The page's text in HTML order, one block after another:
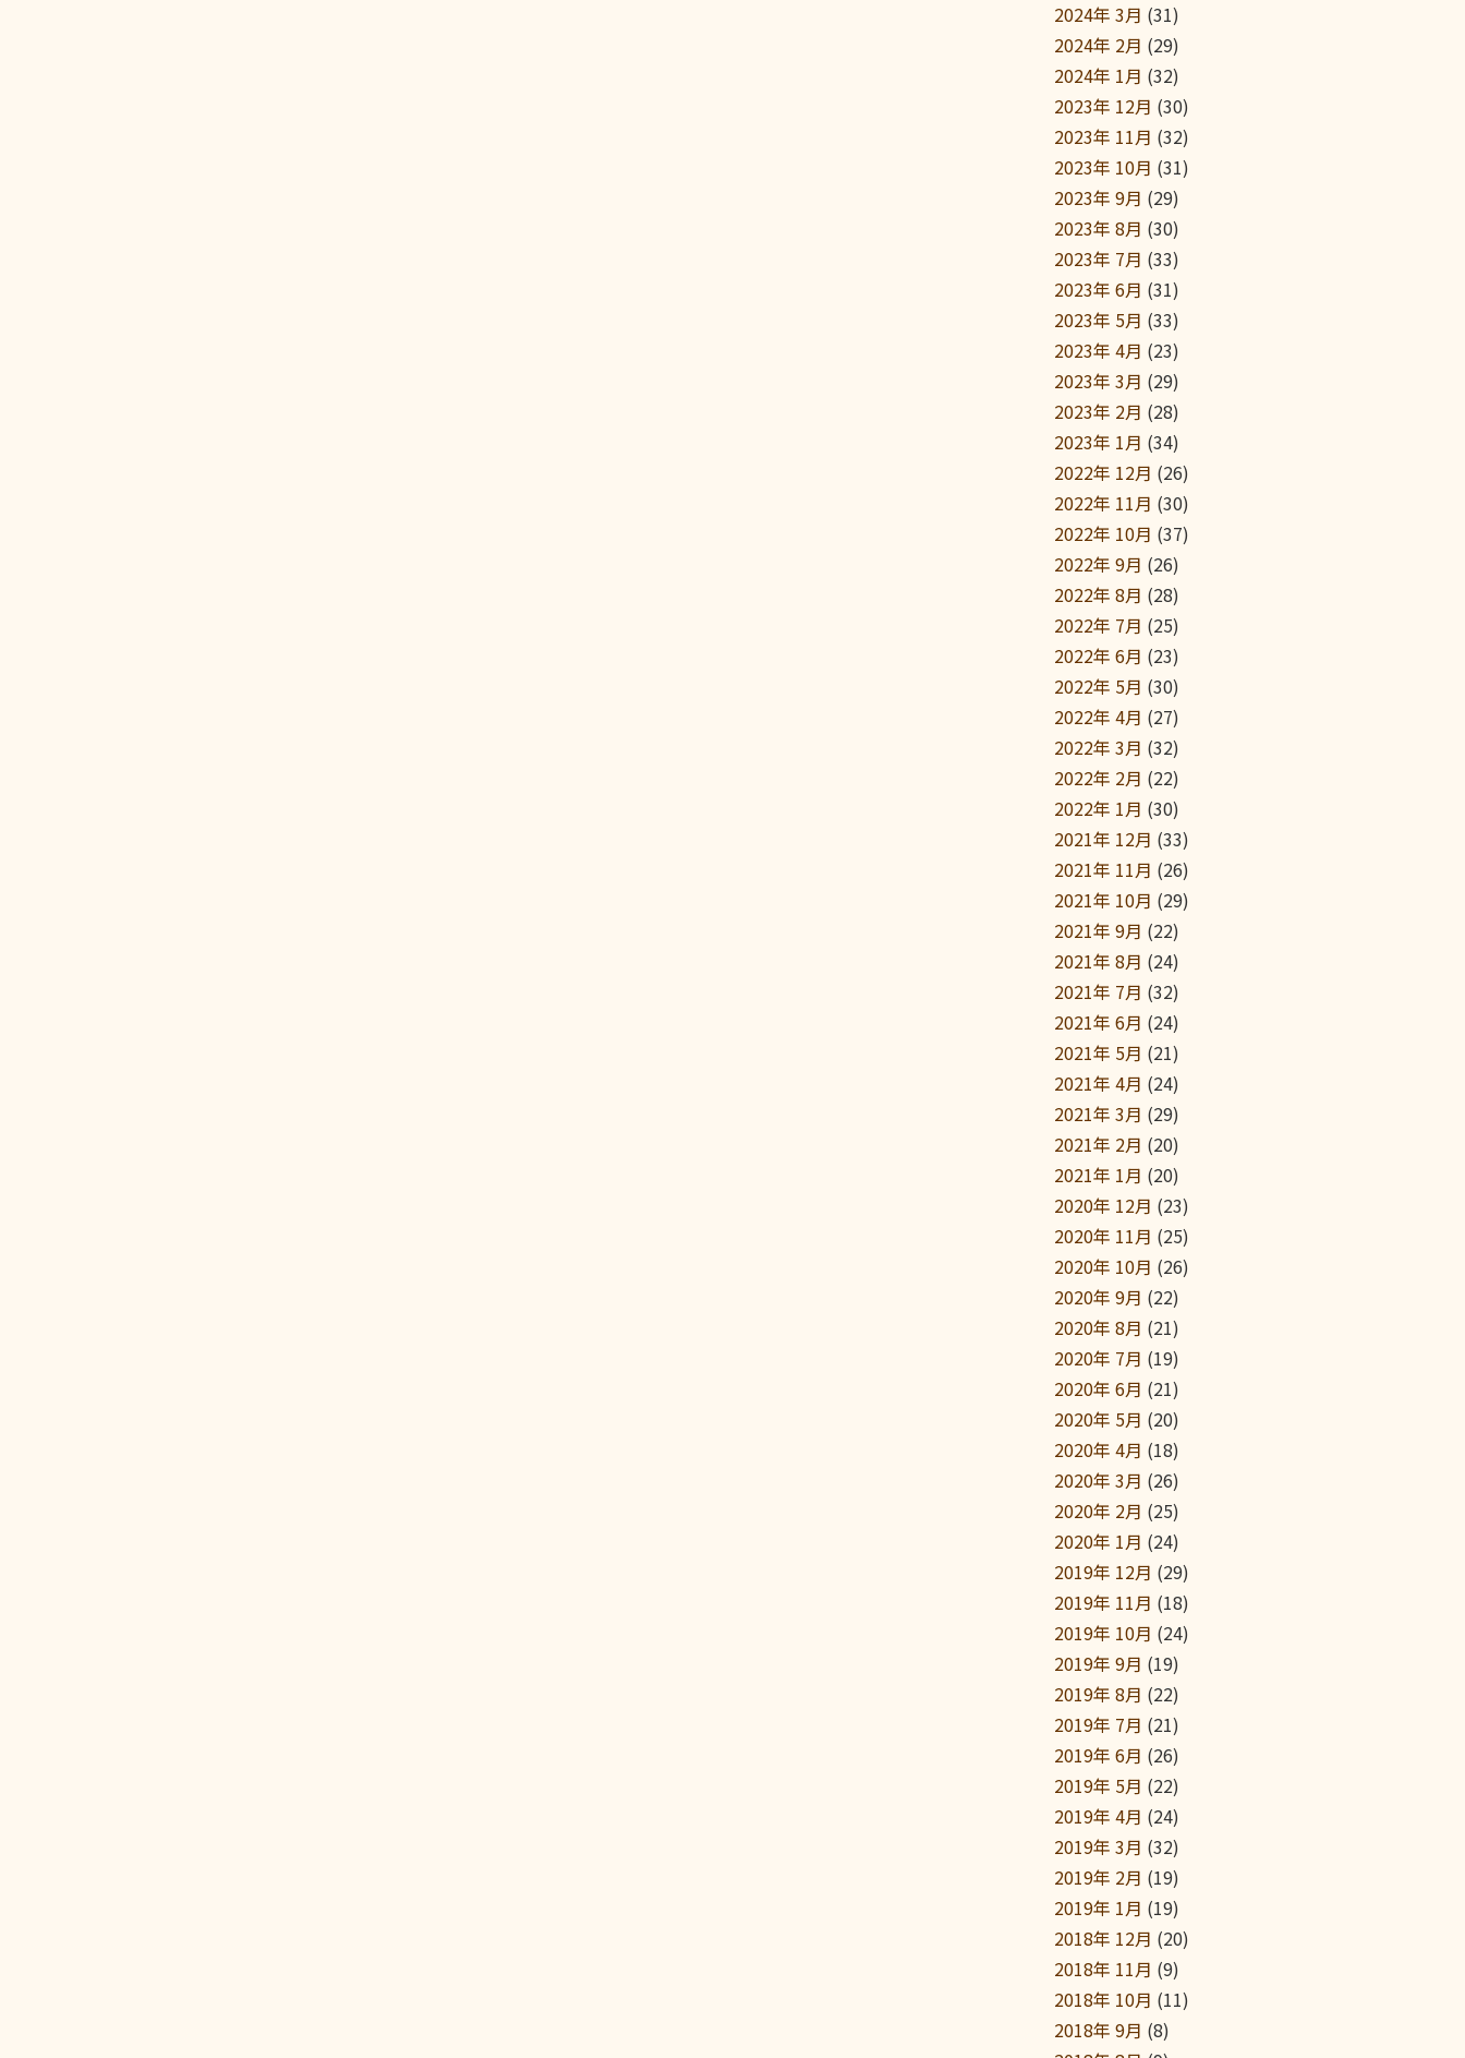
2024年 3月 (31)
2024年 2月 (29)
2024年 1月 (32)
2023年 12月 (30)
2023年 11月 (32)
2023年 10月 (31)
2023年 9月 (29)
2023年 8月 (30)
2023年 7月 (33)
2023年 6月 (31)
2023年 5月 (33)
2023年 4月 (23)
2023年 3月 (29)
2023年 2月 (28)
2023年 1月 (34)
2022年 12月 (26)
2022年 11月 (30)
2022年 10月 (37)
2022年 9月 (26)
2022年 8月 (28)
2022年 7月 (25)
2022年 6月 (23)
2022年 5月 (30)
2022年 4月 (27)
2022年 3月 (32)
2022年 2月 (22)
2022年 1月 (30)
2021年 12月 (33)
2021年 11月 (26)
2021年 10月 (29)
2021年 9月 (22)
2021年 8月 (24)
2021年 7月 (32)
2021年 6月 (24)
2021年 5月 (21)
2021年 4月 (24)
2021年 3月 (29)
2021年 2月 (20)
2021年 1月 (20)
2020年 12月 (23)
2020年 11月 (25)
2020年 10月 (26)
2020年 9月 (22)
2020年 8月 (21)
2020年 7月 (19)
2020年 6月 (21)
2020年 5月 (20)
2020年 4月 (18)
2020年 3月 (26)
2020年 2月 (25)
2020年 1月 (24)
2019年 12月 (29)
2019年 11月 (18)
2019年 10月 (24)
2019年 9月 (19)
2019年 8月 (22)
2019年 7月 (21)
2019年 6月 (26)
2019年 5月 (22)
2019年 4月 (24)
2019年 3月 (32)
2019年 2月 (19)
2019年 1月 (19)
2018年 12月 (20)
2018年 11月 (9)
2018年 10月 (11)
2018年 9月 (8)